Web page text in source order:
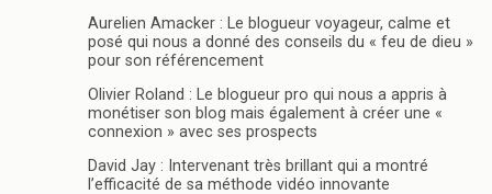
Aurelien Amacker : Le blogueur voyageur, calme et
posé qui nous a donné des conseils du « feu de dieu »
pour son référencement
Olivier Roland : Le blogueur pro qui nous a appris à
monétiser son blog mais également à créer une «
connexion » avec ses prospects
David Jay : Intervenant très brillant qui a montré
l’efficacité de sa méthode vidéo innovante